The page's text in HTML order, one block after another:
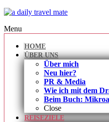
Menu
HOME
ÜBER UNS
Über mich
Neu hier?
PR & Media
Wie ich mit dem
Beim Buch:
Close
REISEZIELE